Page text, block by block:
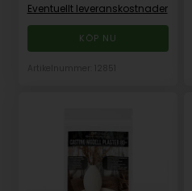
Eventuellt leveranskostnader